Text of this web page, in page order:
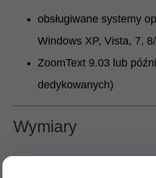
obsługiwane systemy
Windows XP, Vista, 7,
ZoomText 9.03 lub
dedykowanych)
Wymiary